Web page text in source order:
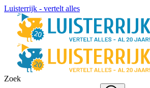
Luisterrijk - vertelt alles
Zoek